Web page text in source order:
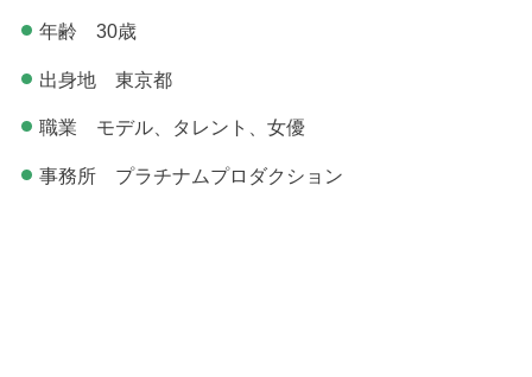
年齢 30歳
出身地 東京都
職業 モデル、タレント、女優
事務所 プラチナムプロダクション